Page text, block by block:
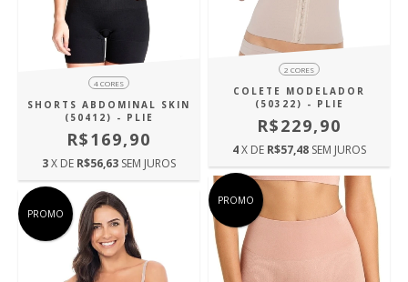
4 CORES
SHORTS ABDOMINAL SKIN
(50412) - PLIE
R$169,90
3X DE R$56,63 SEM JUROS
2 CORES
COLETE MODELADOR
(50322) - PLIE
R$229,90
4X DE R$57,48 SEM JUROS
PROMO
PROMO